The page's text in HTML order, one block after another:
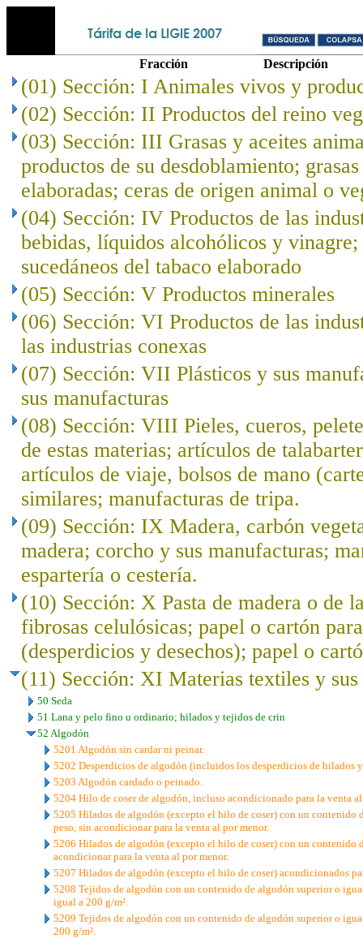
Fracción Descripción
(01) Sección: I Animales vivos y
(02) Sección: II Productos del reino
(03) Sección: III Grasas y aceites
productos de su desdoblamiento;
elaboradas; ceras de origen animal o
(04) Sección: IV Productos de las
bebidas, líquidos alcohólicos y vinagre;
sucedáneos del tabaco elaborado
(05) Sección: V Productos minerales
(06) Sección: VI Productos de las
las industrias conexas
(07) Sección: VII Plásticos y sus
sus manufacturas
(08) Sección: VIII Pieles, cueros,
de estas materias; artículos de
artículos de viaje, bolsos de mano
similares; manufacturas de tripa.
(09) Sección: IX Madera, carbón
madera; corcho y sus manufacturas;
espartería o cestería.
(10) Sección: X Pasta de madera o de
fibrosas celulósicas; papel o cartón
(desperdicios y desechos); papel o
(11) Sección: XI Materias textiles y sus
50 Seda
51 Lana y pelo fino u ordinario; hilados y tejidos de crin
52 Algodón
5201 Algodón sin cardar ni peinar.
5202 Desperdicios de algodón (incluidos los desperdicios de hilados
5203 Algodón cardado o peinado.
5204 Hilo de coser de algodón, incluso acondicionado para la venta
5205 Hilados de algodón (excepto el hilo de coser) con un contenido
peso, sin acondicionar para la venta al por menor.
5206 Hilados de algodón (excepto el hilo de coser) con un contenido
acondicionar para la venta al por menor.
5207 Hilados de algodón (excepto el hilo de coser) acondicionados
5208 Tejidos de algodón con un contenido de algodón superior o
igual a 200 g/m².
5209 Tejidos de algodón con un contenido de algodón superior o
200 g/m².